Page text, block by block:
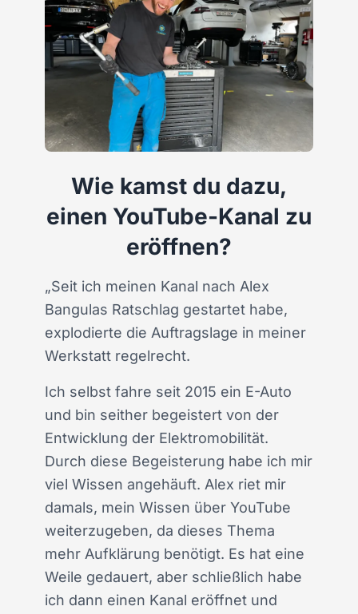
Wie kamst du dazu,
einen YouTube-Kanal zu
eröffnen?
„Seit ich meinen Kanal nach Alex
Bangulas Ratschlag gestartet habe,
explodierte die Auftragslage in meiner
Werkstatt regelrecht.
Ich selbst fahre seit 2015 ein E-Auto
und bin seither begeistert von der
Entwicklung der Elektromobilität.
Durch diese Begeisterung habe ich mir
viel Wissen angehäuft. Alex riet mir
damals, mein Wissen über YouTube
weiterzugeben, da dieses Thema
mehr Aufklärung benötigt. Es hat eine
Weile gedauert, aber schließlich habe
ich dann einen Kanal eröffnet und